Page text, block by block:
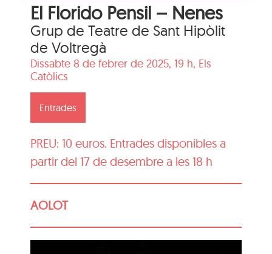
El Florido Pensil – Nenes
Grup de Teatre de Sant Hipòlit
de Voltregà
Dissabte 8 de febrer de 2025, 19 h, Els
Catòlics
Entrades
PREU: 10 euros. Entrades disponibles a
partir del 17 de desembre a les 18 h
AOLOT